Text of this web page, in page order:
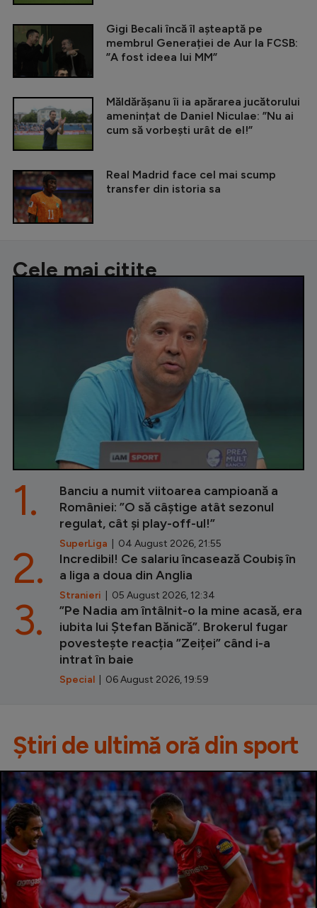
Gigi Becali încă îl așteaptă pe
membrul Generației de Aur la FCSB:
”A fost ideea lui MM”
Măldărășanu îi ia apărarea jucătorului
amenințat de Daniel Niculae: ”Nu ai
cum să vorbești urât de el!”
Real Madrid face cel mai scump
transfer din istoria sa
Cele mai citite
Banciu a numit viitoarea campioană a
României: ”O să câștige atât sezonul
regulat, cât și play-off-ul!”
SuperLiga | 04 August 2026, 21:55
1.
Incredibil! Ce salariu încasează Coubiș în
a liga a doua din Anglia
Stranieri | 05 August 2026, 12:34
2.
”Pe Nadia am întâlnit-o la mine acasă, era
iubita lui Ștefan Bănică”. Brokerul fugar
povestește reacția ”Zeiței” când i-a
intrat în baie
Special | 06 August 2026, 19:59
3.
Știri de ultimă oră din sport